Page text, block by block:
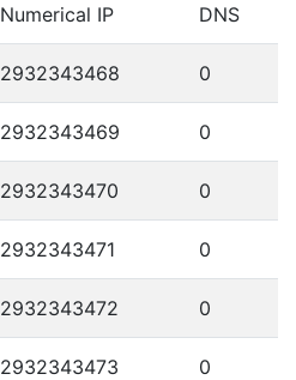
Numerical IP DNS
2932343468 0
2932343469 0
2932343470 0
2932343471 0
2932343472 0
2932343473 0